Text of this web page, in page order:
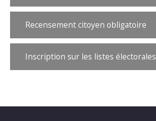
Recensement citoyen obligatoire
Inscription sur les listes électorales